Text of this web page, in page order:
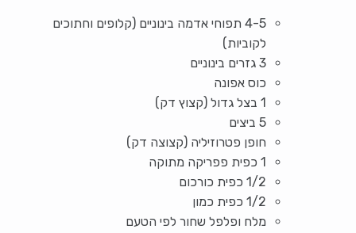
4-5 תפוחי אדמה בינוניים (קלופים וחתוכים
לקוביות)
3 גזרים בינוניים
כוס אפונה
1 בצל גדול (קצוץ דק)
5 ביצים
חופן פטרוזיליה (קצוצה דק)
1 כפית פפריקה מתוקה
1/2 כפית כורכום
1/2 כפית כמון
מלח ופלפל שחור לפי הטעם